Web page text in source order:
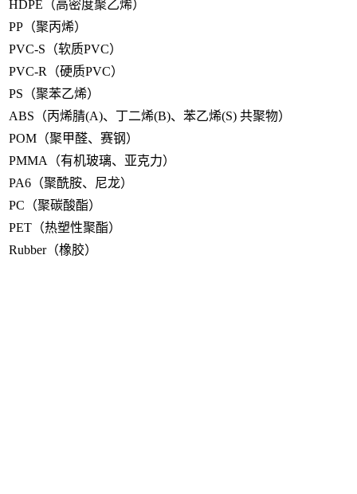
HDPE（高密度聚乙烯）
PP（聚丙烯）
PVC-S（软质PVC）
PVC-R（硬质PVC）
PS（聚苯乙烯）
ABS（丙烯腈(A)、丁二烯(B)、苯乙烯(S) 共聚物）
POM（聚甲醛、赛钢）
PMMA（有机玻璃、亚克力）
PA6（聚酰胺、尼龙）
PC（聚碳酸酯）
PET（热塑性聚酯）
Rubber（橡胶）